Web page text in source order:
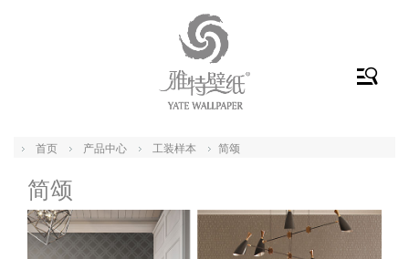
首页 产品中心 工装样本 简颂
简颂